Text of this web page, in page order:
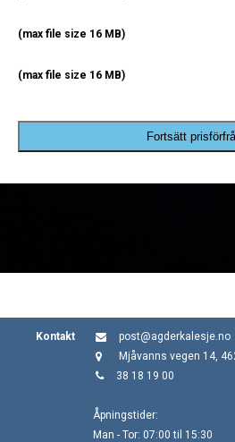
(max file size 16 MB)
(max file size 16 MB)
Fortsätt
Kontakt
post@agderkalesje.no
Mjåvanns vegen 14,
38 18 19 00
Åpningstider:
Man - Tor: 07:00 til 15:30